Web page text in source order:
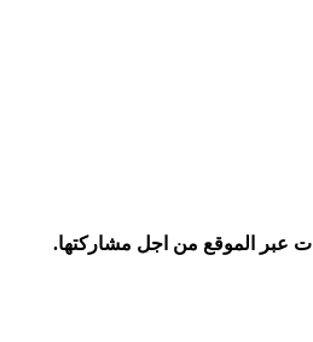
عبر الموقع من اجل مشاركتها.